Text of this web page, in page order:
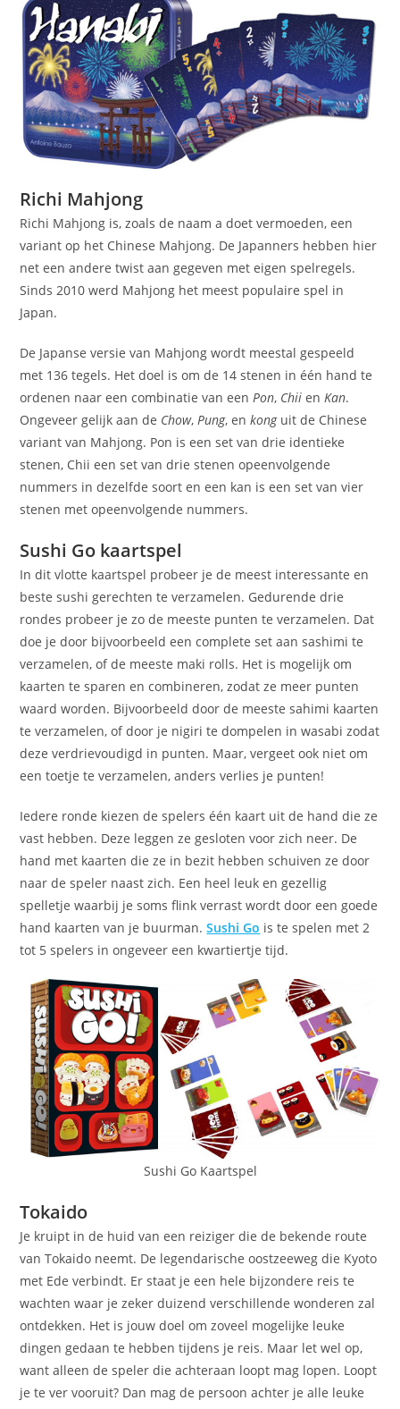
Richi Mahjong
Richi Mahjong is, zoals de naam a doet vermoeden, een
variant op het Chinese Mahjong. De Japanners hebben hier
net een andere twist aan gegeven met eigen spelregels.
Sinds 2010 werd Mahjong het meest populaire spel in
Japan.
De Japanse versie van Mahjong wordt meestal gespeeld
met 136 tegels. Het doel is om de 14 stenen in één hand te
ordenen naar een combinatie van eenPon, Chii enKan.
Ongeveer gelijk aan de Chow,Pung, enkonguit de Chinese
variant van Mahjong. Pon is een set van drie identieke
stenen, Chii een set van drie stenen opeenvolgende
nummers in dezelfde soort en een kan is een set van vier
stenen met opeenvolgende nummers.
Sushi Go kaartspel
In dit vlotte kaartspel probeer je de meest interessante en
beste sushi gerechten te verzamelen. Gedurende drie
rondes probeer je zo de meeste punten te verzamelen. Dat
doe je door bijvoorbeeld een complete set aan sashimi te
verzamelen, of de meeste maki rolls. Het is mogelijk om
kaarten te sparen en combineren, zodat ze meer punten
waard worden. Bijvoorbeeld door de meeste sahimi kaarten
te verzamelen, of door je nigiri te dompelen in wasabi zodat
deze verdrievoudigd in punten. Maar, vergeet ook niet om
een toetje te verzamelen, anders verlies je punten!
Iedere ronde kiezen de spelers één kaart uit de hand die ze
vast hebben. Deze leggen ze gesloten voor zich neer. De
hand met kaarten die ze in bezit hebben schuiven ze door
naar de speler naast zich. Een heel leuk en gezellig
spelletje waarbij je soms flink verrast wordt door een goede
hand kaarten van je buurman.Sushi Go is te spelen met 2
tot 5 spelers in ongeveer een kwartiertje tijd.
Sushi Go Kaartspel
Tokaido
Je kruipt in de huid van een reiziger die de bekende route
van Tokaido neemt. De legendarische oostzeeweg die Kyoto
met Ede verbindt. Er staat je een hele bijzondere reis te
wachten waar je zeker duizend verschillende wonderen zal
ontdekken. Het is jouw doel om zoveel mogelijke leuke
dingen gedaan te hebben tijdens je reis. Maar let wel op,
want alleen de speler die achteraan loopt mag lopen. Loopt
je te ver vooruit? Dan mag de persoon achter je alle leuke